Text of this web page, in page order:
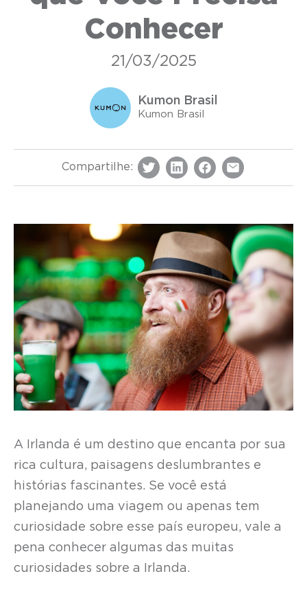
Conhecer
21/03/2025
Kumon Brasil
Kumon Brasil
Compartilhe:
A Irlanda é um destino que encanta por sua
rica cultura, paisagens deslumbrantes e
histórias fascinantes. Se você está
planejando uma viagem ou apenas tem
curiosidade sobre esse país europeu, vale a
pena conhecer algumas das muitas
curiosidades sobre a Irlanda.